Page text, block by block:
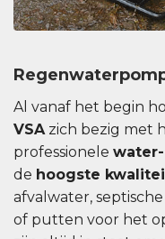
Al vanaf het begin
VSAzich bezig met
professionele
de hoogste
afvalwater,
of putten voor het